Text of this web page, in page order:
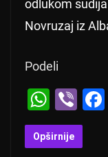
odlukom
Novruzaj iz
Podeli
W
h
at
Vi
b
er
Opširnije